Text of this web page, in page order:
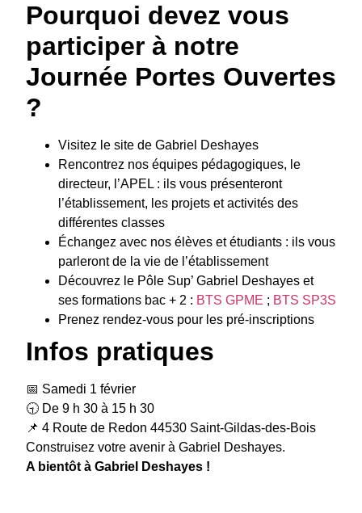
Pourquoi devez vous
participer à notre
Journée Portes Ouvertes
?
Visitez le site de Gabriel Deshayes
Rencontrez nos équipes pédagogiques, le
directeur, l’APEL : ils vous présenteront
l’établissement, les projets et activités des
différentes classes
Échangez avec nos élèves et étudiants : ils vous
parleront de la vie de l’établissement
Découvrez le Pôle Sup’ Gabriel Deshayes et
ses formations bac + 2 : BTS GPME ; BTS SP3S
Prenez rendez-vous pour les pré-inscriptions
Infos pratiques
📅 Samedi 1 février
🕤 De 9 h 30 à 15 h 30
📌 4 Route de Redon 44530 Saint-Gildas-des-Bois
Construisez votre avenir à Gabriel Deshayes.
A bientôt à Gabriel Deshayes !